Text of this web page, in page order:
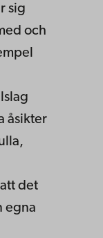
sig
och
åsikter
det
egna